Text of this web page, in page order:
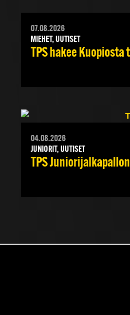
07.08.2026
MIEHET, UUTISET
TPS hakee
04.08.2026
JUNIORIT, UUTISET
TPS